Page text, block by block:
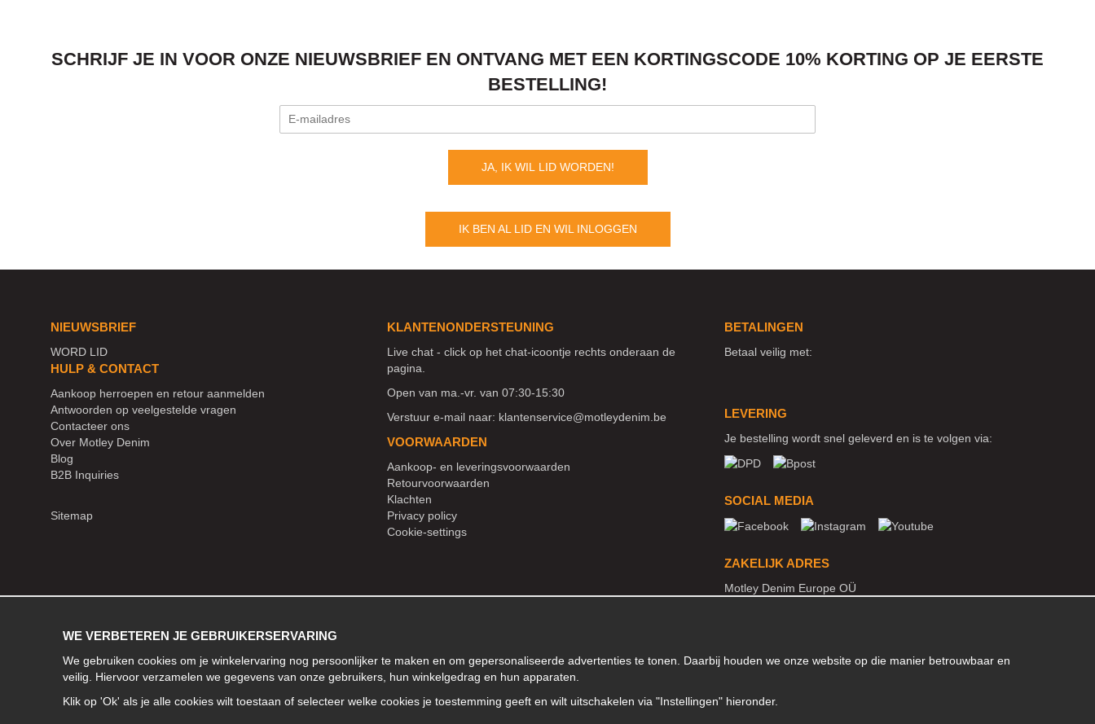
SCHRIJF JE IN VOOR ONZE NIEUWSBRIEF EN ONTVANG MET EEN KORTINGSCODE 10% KORTING OP JE EERSTE
BESTELLING!
JA, IK WIL LID WORDEN!
IK BEN AL LID EN WIL INLOGGEN
NIEUWSBRIEF
WORD LID
HULP & CONTACT
Aankoop herroepen en retour aanmelden
Antwoorden op veelgestelde vragen
Contacteer ons
Over Motley Denim
Blog
B2B Inquiries
Sitemap
KLANTENONDERSTEUNING
Live chat - click op het chat-icoontje rechts onderaan de
pagina.
Open van ma.-vr. van 07:30-15:30
Verstuur e-mail naar: klantenservice@motleydenim.be
VOORWAARDEN
Aankoop- en leveringsvoorwaarden
Retourvoorwaarden
Klachten
Privacy policy
Cookie-settings
BETALINGEN
Betaal veilig met:
LEVERING
Je bestelling wordt snel geleverd en is te volgen via:
SOCIAL MEDIA
ZAKELIJK ADRES
Motley Denim Europe OÜ
WE VERBETEREN JE GEBRUIKERSERVARING
We gebruiken cookies om je winkelervaring nog persoonlijker te maken en om gepersonaliseerde advertenties te tonen. Daarbij houden we onze website op die manier betrouwbaar en
veilig. Hiervoor verzamelen we gegevens van onze gebruikers, hun winkelgedrag en hun apparaten.
Klik op 'Ok' als je alle cookies wilt toestaan of selecteer welke cookies je toestemming geeft en wilt uitschakelen via "Instellingen" hieronder.